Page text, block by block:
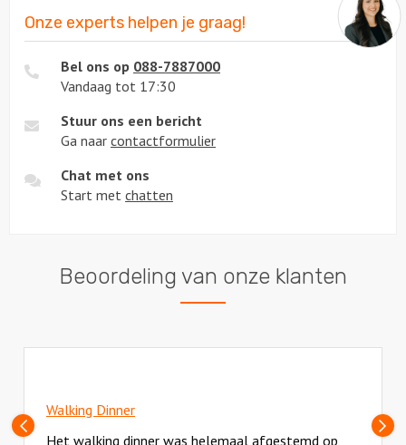
Onze experts helpen je graag!
Bel ons op 088-7887000
Vandaag tot 17:30
Stuur ons een bericht
Ga naar contactformulier
Chat met ons
Start met chatten
Beoordeling van onze klanten
Vorige
Walking Dinner
Het walking dinner was helemaal afgestemd op